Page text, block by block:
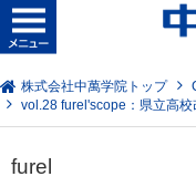
株式会社中萬学院トップ
vol.28 furel'scope：県立高
furel